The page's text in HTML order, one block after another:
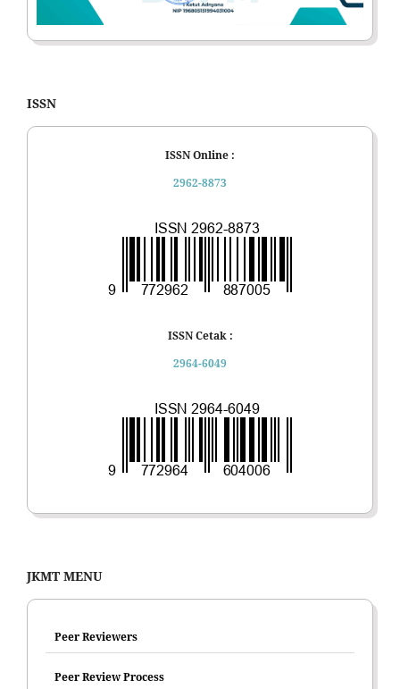
ISSN
ISSN Online :
2962-8873
ISSN Cetak :
2964-6049
JKMT MENU
Peer Reviewers
Peer Review Process